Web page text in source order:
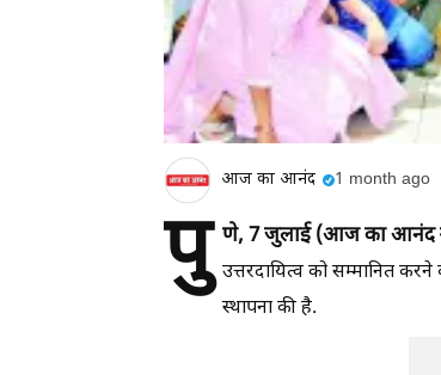
आज का आनंद 1 month ago
पु णे, 7 जुलाई (आज का आनंद
उत्तरदायित्व को सम्मानित
स्थापना की है.